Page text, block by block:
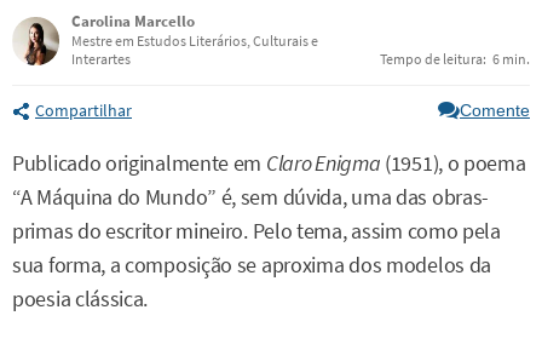
Carolina Marcello
Mestre em Estudos Literários, Culturais e
Interartes
Tempo de leitura: 6 min.
Compartilhar Comente
Publicado originalmente em Claro Enigma (1951), o poema
“A Máquina do Mundo” é, sem dúvida, uma das obras-
primas do escritor mineiro. Pelo tema, assim como pela
sua forma, a composição se aproxima dos modelos da
poesia clássica.